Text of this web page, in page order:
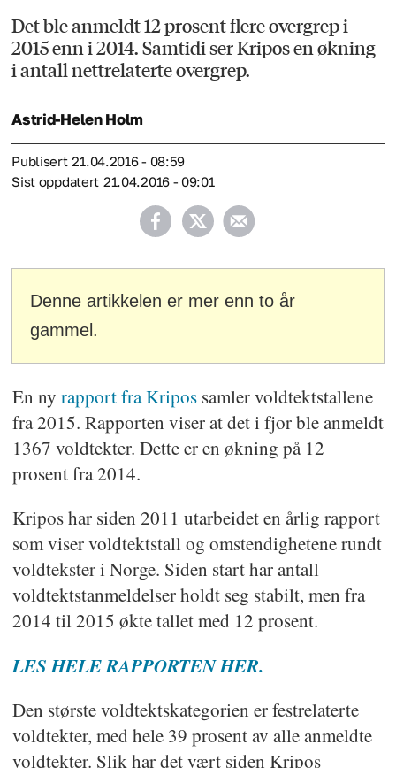
Det ble anmeldt 12 prosent flere overgrep i
2015 enn i 2014. Samtidi ser Kripos en økning
i antall nettrelaterte overgrep.
Astrid-Helen Holm
Publisert
21.04.2016 - 08:59
Sist oppdatert
21.04.2016 - 09:01
Denne artikkelen er mer enn to år
gammel.
En ny rapport fra Kripossamler voldtektstallene
fra 2015. Rapporten viser at det i fjor ble anmeldt
1367 voldtekter. Dette er en økning på 12
prosent fra 2014.
Kripos har siden 2011 utarbeidet en årlig rapport
som viser voldtektstall og omstendighetene rundt
voldtekster i Norge. Siden start har antall
voldtektstanmeldelser holdt seg stabilt, men fra
2014 til 2015 økte tallet med 12 prosent.
LES HELE RAPPORTEN HER.
Den største voldtektskategorien er festrelaterte
voldtekter, med hele 39 prosent av alle anmeldte
voldtekter. Slik har det vært siden Kripos